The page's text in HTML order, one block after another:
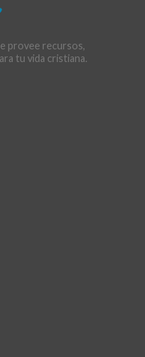
provee recursos,
tu vida cristiana.